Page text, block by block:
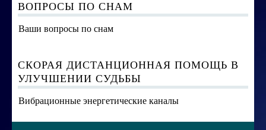
ВОПРОСЫ ПО СНАМ
Ваши вопросы по снам
СКОРАЯ ДИСТАНЦИОННАЯ ПОМОЩЬ В
УЛУЧШЕНИИ СУДЬБЫ
Вибрационные энергетические каналы